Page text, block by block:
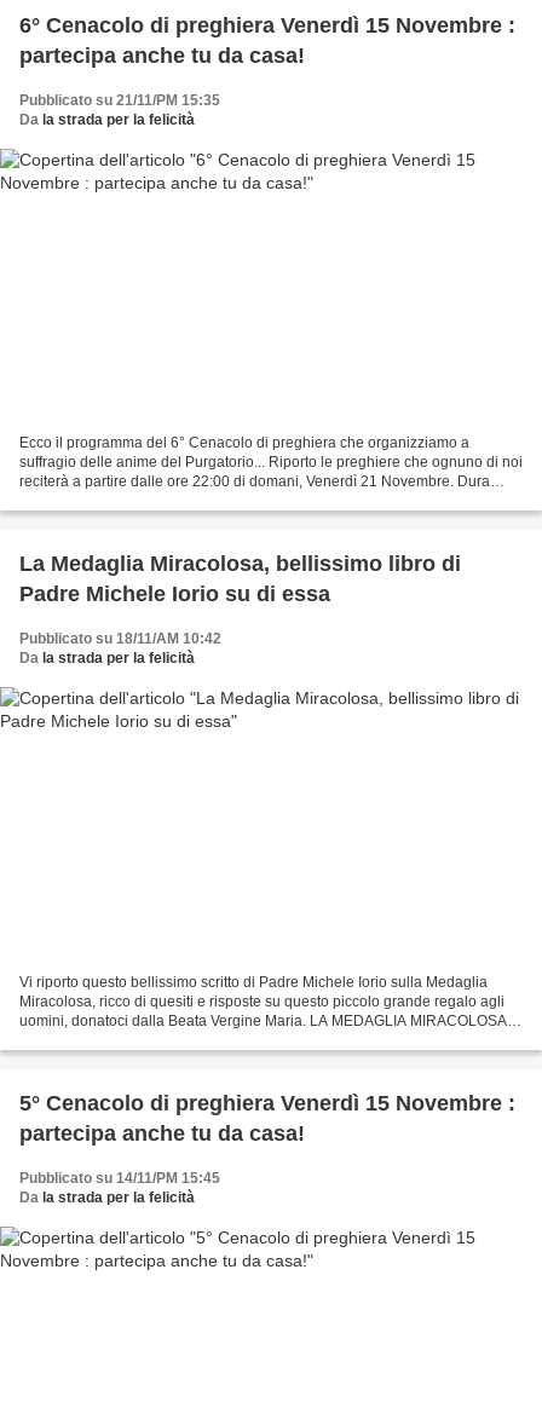
6° Cenacolo di preghiera Venerdì 15 Novembre :
partecipa anche tu da casa!
Pubblicato su 21/11/PM 15:35
Da la strada per la felicità
Ecco il programma del 6° Cenacolo di preghiera che organizziamo a
suffragio delle anime del Purgatorio... Riporto le preghiere che ognuno di noi
reciterà a partire dalle ore 22:00 di domani, Venerdì 21 Novembre. Dura
La Medaglia Miracolosa, bellissimo libro di
Padre Michele Iorio su di essa
Pubblicato su 18/11/AM 10:42
Da la strada per la felicità
Vi riporto questo bellissimo scritto di Padre Michele Iorio sulla Medaglia
Miracolosa, ricco di quesiti e risposte su questo piccolo grande regalo agli
uomini, donatoci dalla Beata Vergine Maria. LA MEDAGLIA MIRACOLOSA
5° Cenacolo di preghiera Venerdì 15 Novembre :
partecipa anche tu da casa!
Pubblicato su 14/11/PM 15:45
Da la strada per la felicità